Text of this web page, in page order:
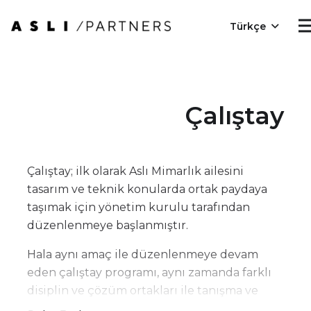
Türkçe
Çalıştay
Çalıştay; ilk olarak Aslı Mimarlık ailesini
tasarım ve teknik konularda ortak paydaya
taşımak için yönetim kurulu tarafından
düzenlenmeye başlanmıştır.
Hala aynı amaç ile düzenlenmeye devam
eden çalıştay programı, aynı zamanda farklı
disiplin ve çözüm ortakları ile tanışma ve